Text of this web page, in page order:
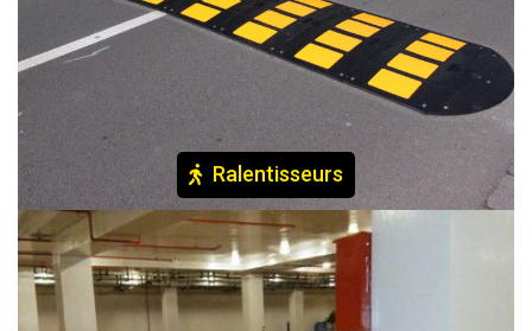
Ralentisseurs